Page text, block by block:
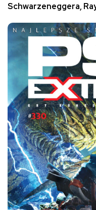
Schwarzeneggera,